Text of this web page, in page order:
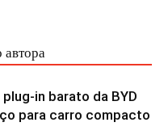
автора
in barato da BYD
para carro compacto